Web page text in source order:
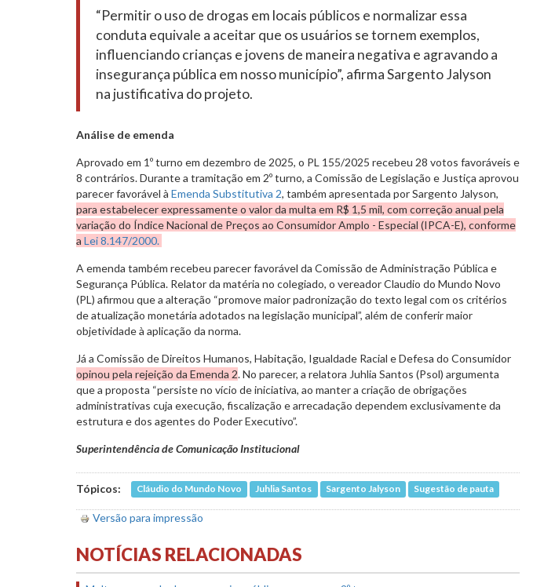
“Permitir o uso de drogas em locais públicos e normalizar essa
conduta equivale a aceitar que os usuários se tornem exemplos,
influenciando crianças e jovens de maneira negativa e agravando a
insegurança pública em nosso município”, afirma Sargento Jalyson
na justificativa do projeto.
Análise de emenda
Aprovado em 1º turno em dezembro de 2025, o PL 155/2025 recebeu 28 votos favoráveis e
8 contrários. Durante a tramitação em 2º turno, a Comissão de Legislação e Justiça aprovou
parecer favorável à Emenda Substitutiva 2, também apresentada por Sargento Jalyson,
para estabelecer expressamente o valor da multa em R$ 1,5 mil, com correção anual pela
variação do Índice Nacional de Preços ao Consumidor Amplo - Especial (IPCA-E), conforme
a Lei 8.147/2000.
A emenda também recebeu parecer favorável da Comissão de Administração Pública e
Segurança Pública. Relator da matéria no colegiado, o vereador Claudio do Mundo Novo
(PL) afirmou que a alteração “promove maior padronização do texto legal com os critérios
de atualização monetária adotados na legislação municipal”, além de conferir maior
objetividade à aplicação da norma.
Já a Comissão de Direitos Humanos, Habitação, Igualdade Racial e Defesa do Consumidor
opinou pela rejeição da Emenda 2. No parecer, a relatora Juhlia Santos (Psol) argumenta
que a proposta “persiste no vício de iniciativa, ao manter a criação de obrigações
administrativas cuja execução, fiscalização e arrecadação dependem exclusivamente da
estrutura e dos agentes do Poder Executivo”.
Superintendência de Comunicação Institucional
Tópicos: Cláudio do Mundo Novo Juhlia Santos Sargento Jalyson Sugestão de pauta
Versão para impressão
NOTÍCIAS RELACIONADAS